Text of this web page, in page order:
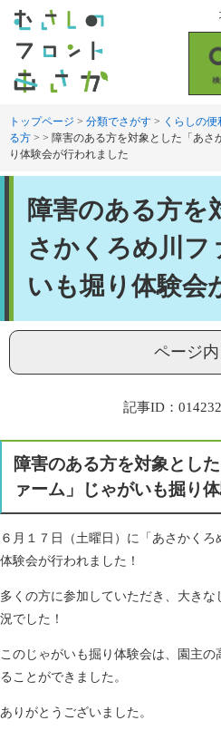
す
し
索
トップページ > 分類でさがす > くらしの便
る方 > > 障害のある方を対象とした「あさ
り体験会が行われました
障害のある方を
さかくろめ川フ
いも堀り体験会
ページ
記事ID：
障害のある方を対象とし
ァーム」じゃがいも掘り
６月１７日（土曜日）に「あさかく
体験会が行われました！
多くの方に参加していただき、大き
況でした！
このじゃがいも掘り体験会は、園主
ることができました。
ありがとうございました。